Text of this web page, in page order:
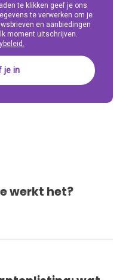
te klikken geef je ons
te verwerken om je
en aanbiedingen
moment uitschrijven.
werkt het?